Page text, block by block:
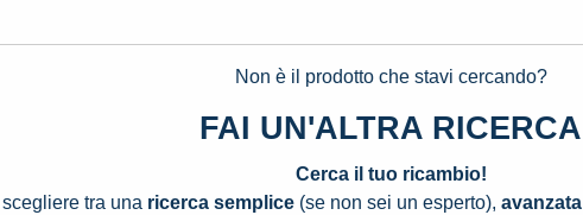
Non è il prodotto che stavi cercando?
FAI UN'ALTRA RICERCA
Cerca il tuo ricambio!
tra una ricerca semplice (se non sei un esperto), avanzata